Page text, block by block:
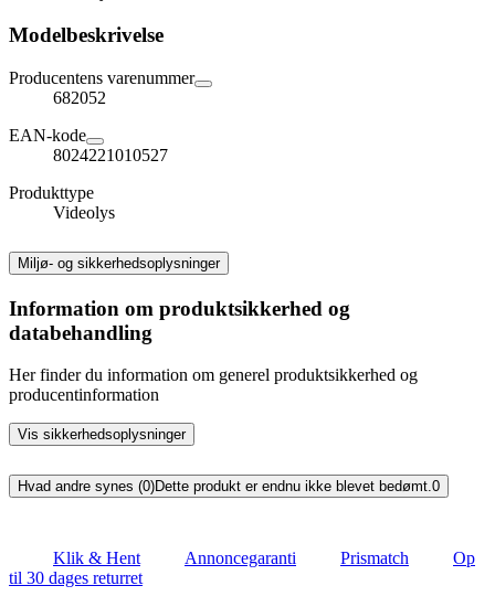
Modelbeskrivelse
Producentens varenummer
682052
EAN-kode
8024221010527
Produkttype
Videolys
Miljø- og sikkerhedsoplysninger
Information om produktsikkerhed og
databehandling
Her finder du information om generel produktsikkerhed og
producentinformation
Vis sikkerhedsoplysninger
Hvad andre synes (0)Dette produkt er endnu ikke blevet bedømt.0
Klik & Hent Annoncegaranti Prismatch
Op
til 30 dages returret